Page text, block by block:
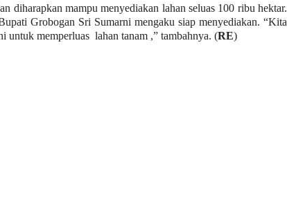
diharapkan mampu menyediakan lahan seluas 100 ribu hektar.
Grobogan Sri Sumarni mengaku siap menyediakan. “Kita
untuk memperluas lahan tanam ,” tambahnya. (RE)